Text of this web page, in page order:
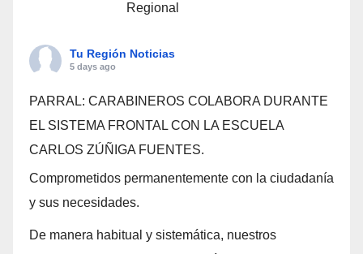
Regional
Tu Región Noticias
5 days ago
PARRAL: CARABINEROS COLABORA DURANTE
EL SISTEMA FRONTAL CON LA ESCUELA
CARLOS ZÚÑIGA FUENTES.
Comprometidos permanentemente con la ciudadanía
y sus necesidades.
De manera habitual y sistemática, nuestros